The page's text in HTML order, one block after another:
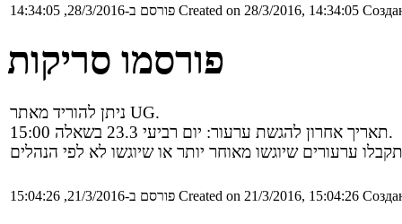
פורסם ב-28/3/2016, 14:34:05 Created on 28/3/2016, 14:34:05
פורסמו סריקות
ניתן להוריד מאתר UG.
תאריך אחרון להגשת ערעור: יום רביעי 23.3 בשאלה 15:00.
פורסם ב-21/3/2016, 15:04:26 Created on 21/3/2016, 15:04:26